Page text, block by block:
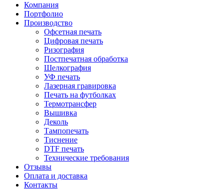
Компания
Портфолио
Производство
Офсетная печать
Цифровая печать
Ризография
Постпечатная обработка
Шелкография
УФ печать
Лазерная гравировка
Печать на футболках
Термотрансфер
Вышивка
Деколь
Тампопечать
Тиснение
DTF печать
Технические требования
Отзывы
Оплата и доставка
Контакты